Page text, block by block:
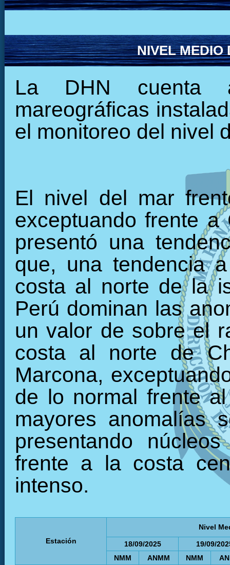
NIVEL MEDIO
La DHN cuenta
mareográficas
el monitoreo del nivel
El nivel del mar
exceptuando frente
presentó una
que, una tendencia
costa al norte de la
Perú dominan las
un valor de sobre el
costa al norte de
Marcona,
de lo normal frente
mayores anomalías
presentando
frente a la costa
intenso.
Estación
Nivel
18/09/2025
19/09/
NMM
ANMM NMM